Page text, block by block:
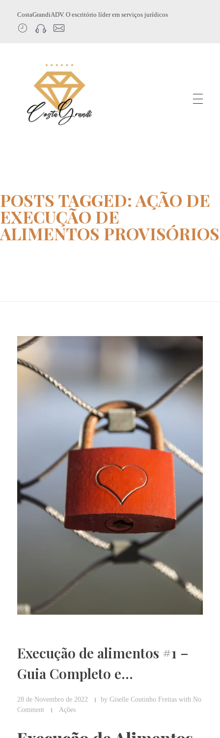
CostaGrandiADV. O escritório líder em serviços jurídicos
POSTS TAGGED: AÇÃO DE
EXECUÇÃO DE
ALIMENTOS PROVISÓRIOS
Execução de alimentos #1 –
Guia Completo e…
28 de Novembro de 2022 by Giselle Coutinho Freitas with No
Comment
Ações